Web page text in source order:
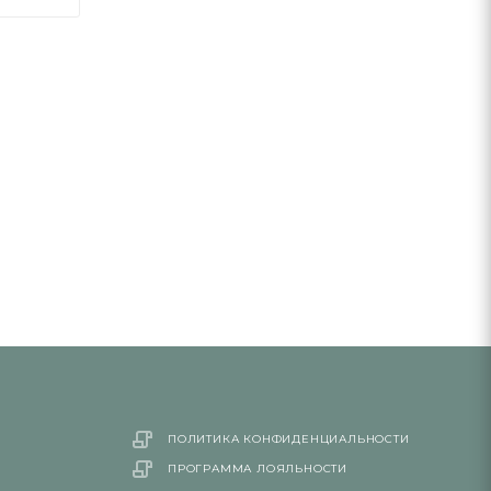
ПОЛИТИКА КОНФИДЕНЦИАЛЬНОСТИ
ПРОГРАММА ЛОЯЛЬНОСТИ